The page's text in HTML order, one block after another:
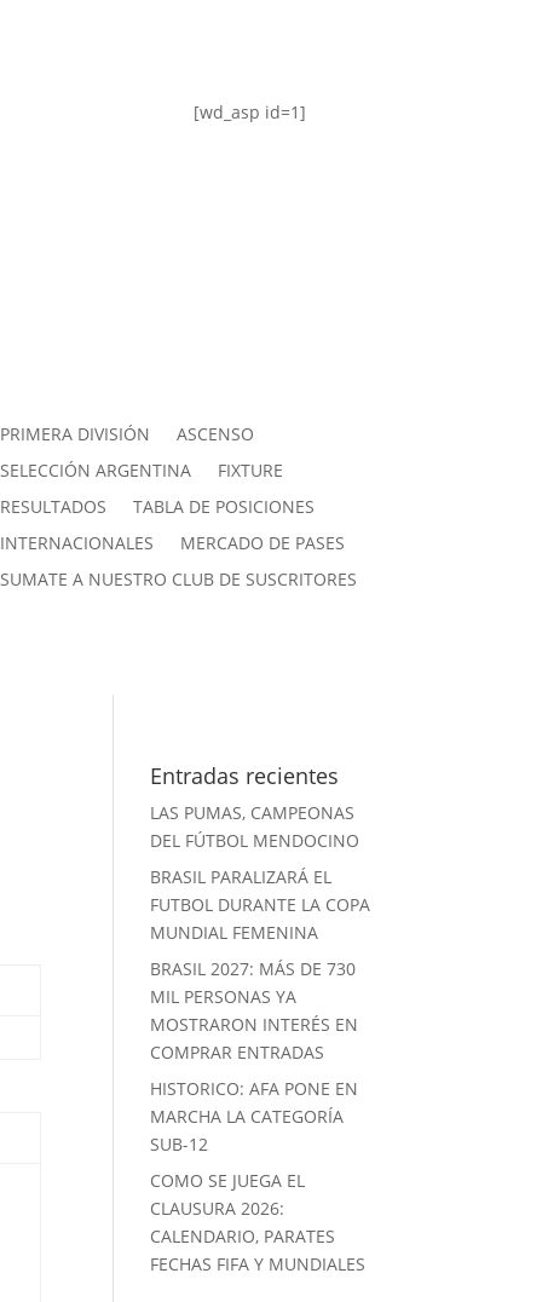
[wd_asp id=1]
PRIMERA DIVISIÓN
ASCENSO
SELECCIÓN ARGENTINA
FIXTURE
RESULTADOS
TABLA DE POSICIONES
INTERNACIONALES
MERCADO DE PASES
SUMATE A NUESTRO CLUB DE SUSCRITORES
Entradas recientes
LAS PUMAS, CAMPEONAS
DEL FÚTBOL MENDOCINO
BRASIL PARALIZARÁ EL
FUTBOL DURANTE LA COPA
MUNDIAL FEMENINA
BRASIL 2027: MÁS DE 730
MIL PERSONAS YA
MOSTRARON INTERÉS EN
COMPRAR ENTRADAS
HISTORICO: AFA PONE EN
MARCHA LA CATEGORÍA
SUB-12
COMO SE JUEGA EL
CLAUSURA 2026:
CALENDARIO, PARATES
FECHAS FIFA Y MUNDIALES